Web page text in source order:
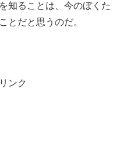
知ることは、今のぼくた
とだと思うのだ。
ンク